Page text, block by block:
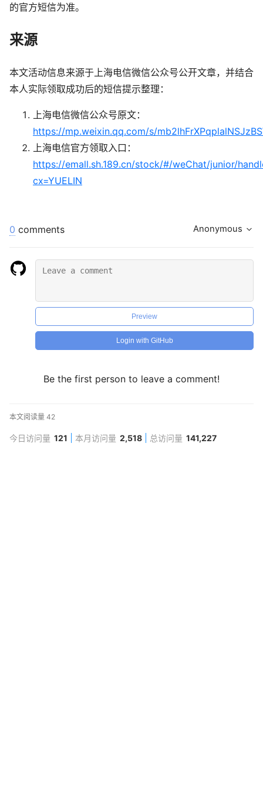
的官方短信为准。
来源
本文活动信息来源于上海电信微信公众号公开文章，并结合
本人实际领取成功后的短信提示整理：
上海电信微信公众号原文：
https://mp.weixin.qq.com/s/
上海电信官方领取入口：
https://emall.sh.189.cn/stock/#/weChat/junior/
cx=YUELIN
0 comments Anonymous
Preview
Login with GitHub
Be the first person to leave a comment!
本文阅读量 42
今日访问量 121 本月访问量 2,518 总访问量 141,227